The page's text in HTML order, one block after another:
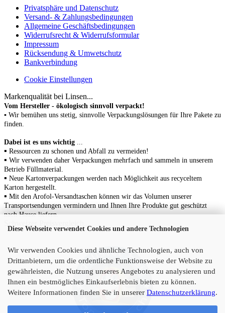
Diese Webseite verwendet Cookies und andere Technologien
Wir verwenden Cookies und ähnliche Technologien, auch von
Drittanbietern, um die ordentliche Funktionsweise der Website zu
gewährleisten, die Nutzung unseres Angebotes zu analysieren und
Ihnen ein bestmögliches Einkaufserlebnis bieten zu können.
Weitere Informationen finden Sie in unserer Datenschutzerklärung.
Privatsphäre und Datenschutz
Versand- & Zahlungsbedingungen
Allgemeine Geschäftsbedingungen
Widerrufsrecht & Widerrufsformular
Impressum
Rücksendung & Umwetschutz
Bankverbindung
Cookie Einstellungen
Markenqualität bei Linsen...
Vom Hersteller - ökologisch sinnvoll verpackt!
▪ Wir bemühen uns stetig, sinnvolle Verpackungslösungen für Ihre Pakete zu
finden.
Dabei ist es uns wichtig ...
▪ Ressourcen zu schonen und Abfall zu vermeiden!
▪ Wir verwenden daher Verpackungen mehrfach und sammeln in unserem
Betrieb Füllmaterial.
▪ Neue Kartonverpackungen werden nach Möglichkeit aus recyceltem
Karton hergestellt.
▪ Mit den Arofol-Versandtaschen können wir das Volumen unserer
Transportsendungen vermindern und Ihnen Ihre Produkte gut geschützt
nach Hause liefern.